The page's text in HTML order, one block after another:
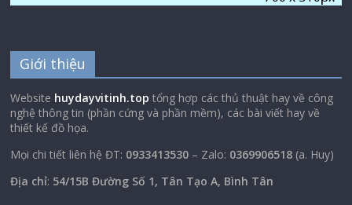
Giới thiệu
Website huydayvitinh.top tổng hợp các thủ thuật hay về công
nghệ thông tin (phần cứng và phần mềm), các bài viết hay về
thiết kế đồ họa.
Mọi chi tiết liên hệ ĐT: 0933413530 – Zalo: 0369906518 (a. Huy)
Địa chỉ: 54/15B Đường Số 1, Tân Tạo A, Bình Tân